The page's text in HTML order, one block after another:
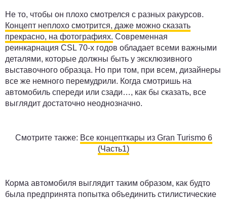
Не то, чтобы он плохо смотрелся с разных ракурсов.
Концепт неплохо смотрится, даже можно сказать
прекрасно, на фотографиях. Современная
реинкарнация CSL 70-х годов обладает всеми важными
деталями, которые должны быть у эксклюзивного
выставочного образца. Но при том, при всем, дизайнеры
все же немного перемудрили. Когда смотришь на
автомобиль спереди или сзади…, как бы сказать, все
выглядит достаточно неоднозначно.
Смотрите также: Все концепткары из Gran Turismo 6
(Часть1)
Корма автомобиля выглядит таким образом, как будто
была предпринята попытка объединить стилистические